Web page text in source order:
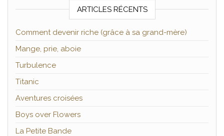
ARTICLES RÉCENTS
Comment devenir riche (grâce à sa grand-mère)
Mange, prie, aboie
Turbulence
Titanic
Aventures croisées
Boys over Flowers
La Petite Bande